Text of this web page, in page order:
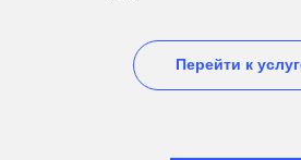
Перейти к